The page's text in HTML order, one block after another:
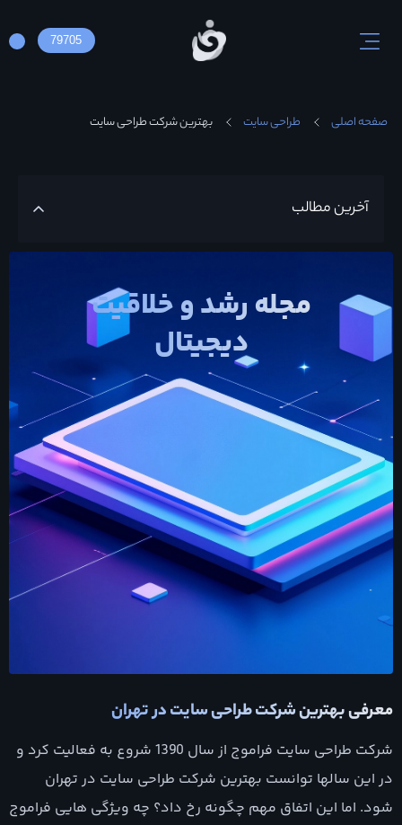
79705
صفحه اصلی طراحی سایت بهترین شرکت طراحی سایت
آخرین مطالب
مجله رشد و خلاقیت
دیجیتال
معرفی بهترین شرکت طراحی سایت در تهران
شرکت طراحی سایت فراموج از سال 1390 شروع به فعالیت کرد و
در این سالها توانست بهترین شرکت طراحی سایت در تهران
شود. اما این اتفاق مهم چگونه رخ داد؟ چه ویژگی هایی فراموج